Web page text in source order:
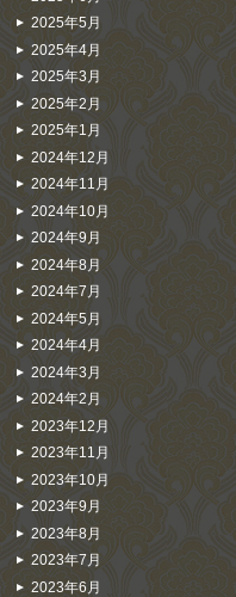
2025年5月
2025年4月
2025年3月
2025年2月
2025年1月
2024年12月
2024年11月
2024年10月
2024年9月
2024年8月
2024年7月
2024年5月
2024年4月
2024年3月
2024年2月
2023年12月
2023年11月
2023年10月
2023年9月
2023年8月
2023年7月
2023年6月